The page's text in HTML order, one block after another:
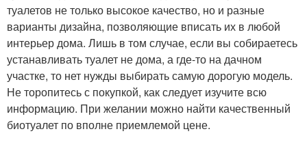
туалетов не только высокое качество, но и разные
варианты дизайна, позволяющие вписать их в любой
интерьер дома. Лишь в том случае, если вы собираетесь
устанавливать туалет не дома, а где-то на дачном
участке, то нет нужды выбирать самую дорогую модель.
Не торопитесь с покупкой, как следует изучите всю
информацию. При желании можно найти качественный
биотуалет по вполне приемлемой цене.